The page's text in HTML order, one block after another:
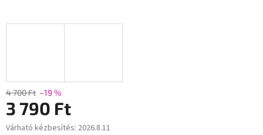
4 700 Ft –19 %
3 790 Ft
Egységár:
Várható kézbesítés: 2026.8.11